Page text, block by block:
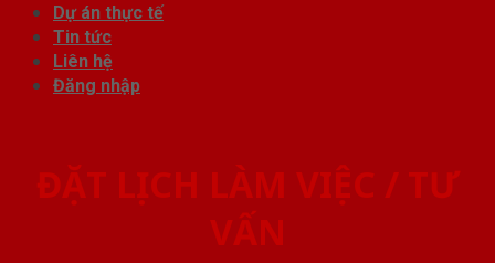
Dự án thực tế
Tin tức
Liên hệ
Đăng nhập
ĐẶT LỊCH LÀM VIỆC / TƯ
VẤN